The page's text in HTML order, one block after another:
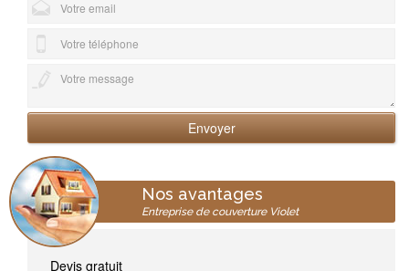
Nos avantages
Entreprise de couverture Violet
Devis gratuit